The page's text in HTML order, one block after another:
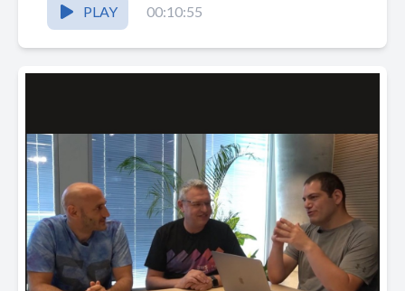
PLAY
00:10:55